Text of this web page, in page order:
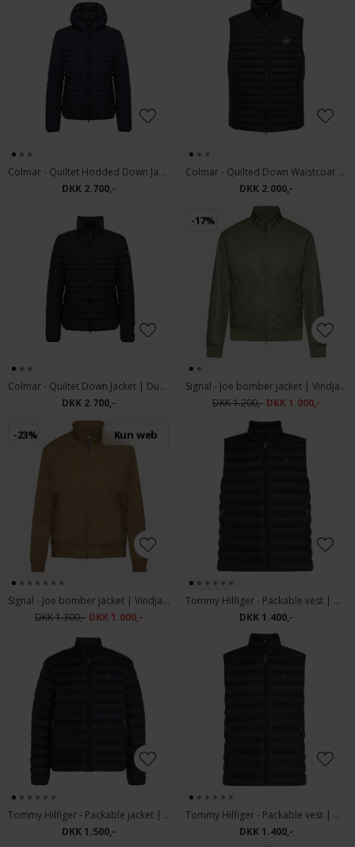
Colmar - Quiltet Hodded Down Jacket | Dunjakke Navy
DKK 2.700,-
Colmar - Quilted Down Waistcoat | Dunvest Black
DKK 2.000,-
Colmar - Quiltet Down Jacket | Dunjakke Black
DKK 2.700,-
-17%
Signal - Joe bomber jacket | Vindjakke Green Wood
DKK 1.200,- DKK 1.000,-
-23% Kun web
Signal - Joe bomber jacket | Vindjakke acorn tabac
DKK 1.300,- DKK 1.000,-
Tommy Hilfiger - Packable vest | Dunvest Marineblå
DKK 1.400,-
Tommy Hilfiger - Packable jacket | Dunjakke Marineblå
DKK 1.500,-
Tommy Hilfiger - Packable vest | Dunvest Sort
DKK 1.400,-